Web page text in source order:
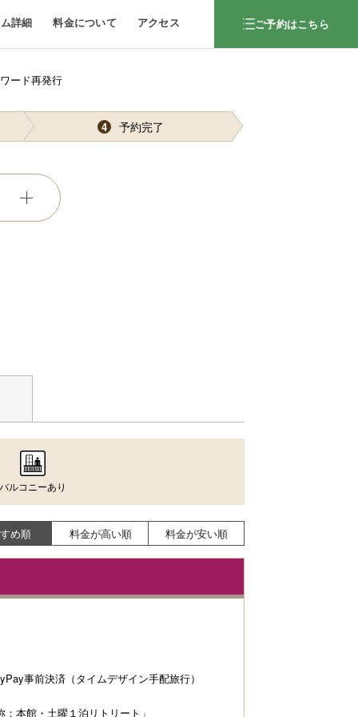
詳細 料金について アクセス ご予約はこちら
ード再発行
4 予約完了
バルコニーあり
め順 料金が高い順 料金が安い順
事前決済（タイムデザイン手配旅行）
：本館・土曜１泊リトリート」